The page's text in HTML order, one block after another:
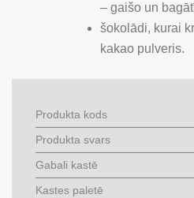
– gaišo un
šokolādi, kurai
kakao pulveris.
Produkta kods
Produkta svars
Gabali kastē
Kastes paletē